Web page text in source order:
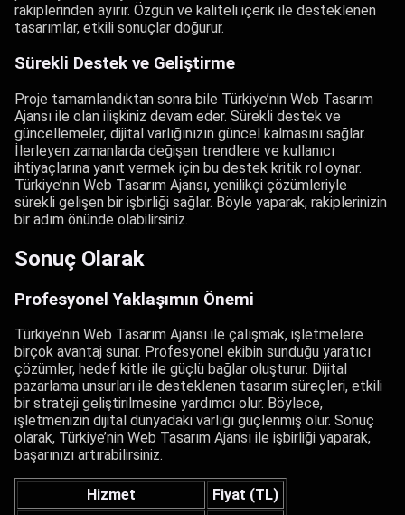
rakiplerinden ayırır. Özgün ve kaliteli içerik ile desteklenen
tasarımlar, etkili sonuçlar doğurur.
Sürekli Destek ve Geliştirme
Proje tamamlandıktan sonra bile Türkiye’nin Web Tasarım
Ajansı ile olan ilişkiniz devam eder. Sürekli destek ve
güncellemeler, dijital varlığınızın güncel kalmasını sağlar.
İlerleyen zamanlarda değişen trendlere ve kullanıcı
ihtiyaçlarına yanıt vermek için bu destek kritik rol oynar.
Türkiye’nin Web Tasarım Ajansı, yenilikçi çözümleriyle
sürekli gelişen bir işbirliği sağlar. Böyle yaparak, rakiplerinizin
bir adım önünde olabilirsiniz.
Sonuç Olarak
Profesyonel Yaklaşımın Önemi
Türkiye’nin Web Tasarım Ajansı ile çalışmak, işletmelere
birçok avantaj sunar. Profesyonel ekibin sunduğu yaratıcı
çözümler, hedef kitle ile güçlü bağlar oluşturur. Dijital
pazarlama unsurları ile desteklenen tasarım süreçleri, etkili
bir strateji geliştirilmesine yardımcı olur. Böylece,
işletmenizin dijital dünyadaki varlığı güçlenmiş olur. Sonuç
olarak, Türkiye’nin Web Tasarım Ajansı ile işbirliği yaparak,
başarınızı artırabilirsiniz.
Hizmet
Fiyat (TL)